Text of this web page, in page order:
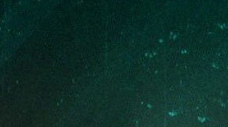
на 5
года